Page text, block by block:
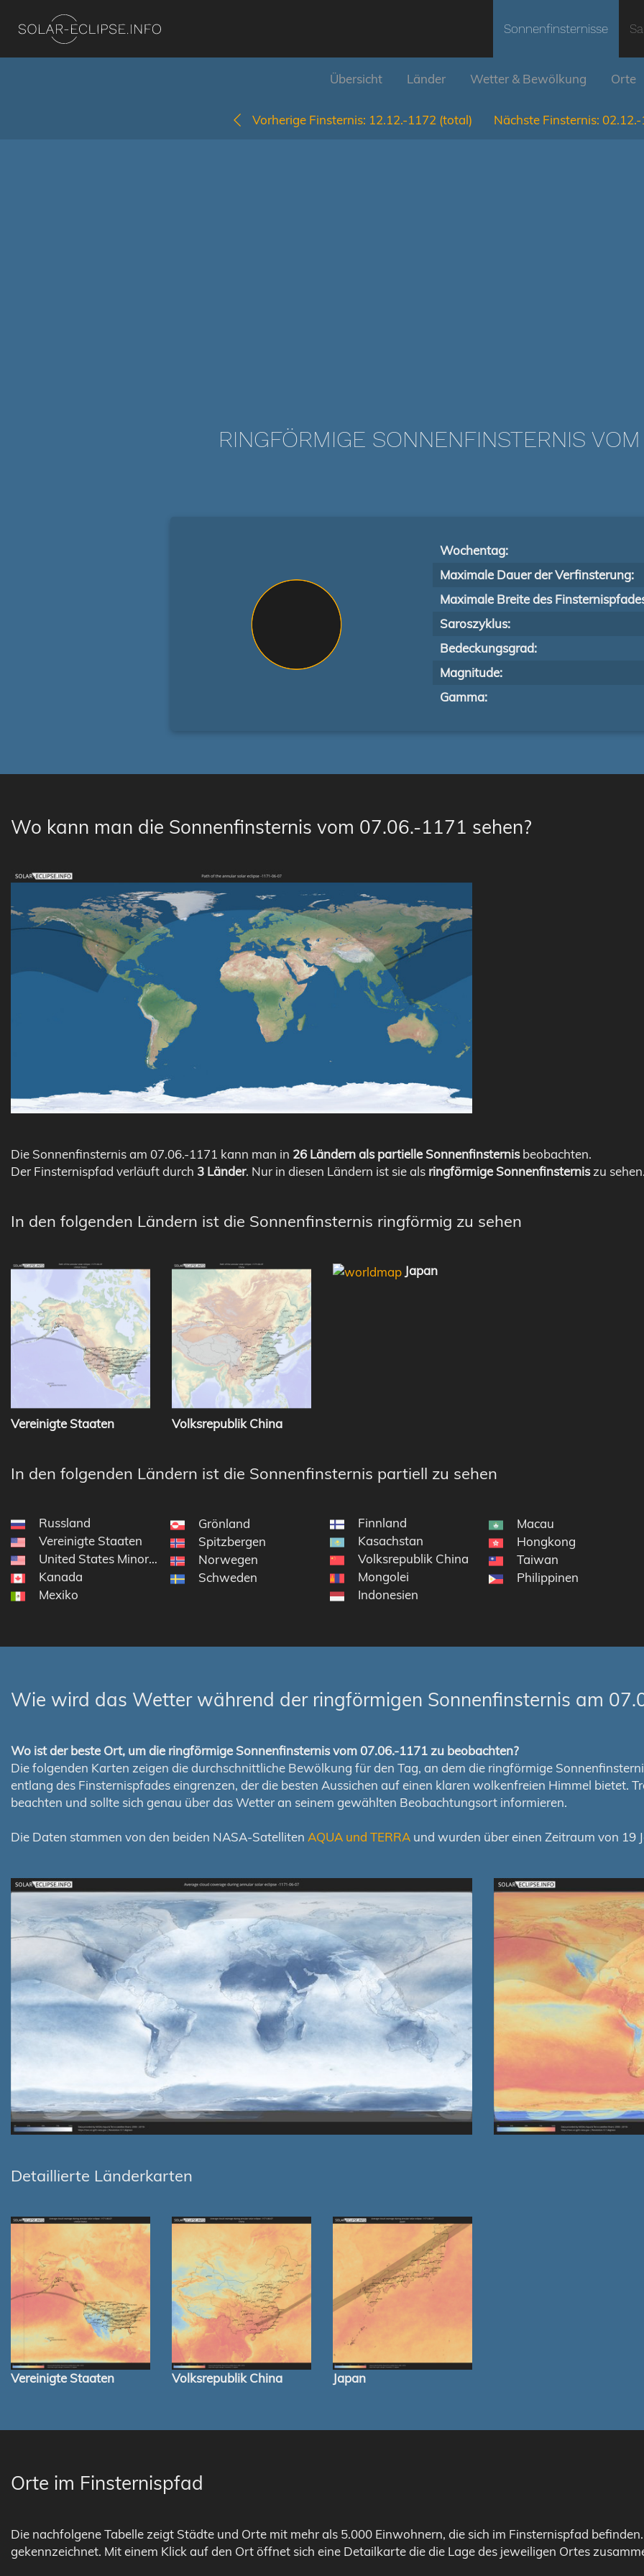
Sonnenfinsternisse
Übersicht Länder Wetter & Bewölkung Orte
Vorherige Finsternis: 12.12.-1172 (total) Nächste Finsternis:
RINGFÖRMIGE SONNENFINSTERNIS VOM
Wochentag:
Maximale Dauer der Verfinsterung:
Maximale Breite des
Saroszyklus:
Bedeckungsgrad:
Magnitude:
Gamma:
Wo kann man die Sonnenfinsternis vom 07.06.-1171 sehen?
Die Sonnenfinsternis am 07.06.-1171 kann man in 26 Ländern als partielle Sonnenfinsternisbeobachten.
Der Finsternispfad verläuft durch 3 Länder. Nur in diesen Ländern ist sie als ringförmige Sonnenfinsterniszu
In den folgenden Ländern ist die Sonnenfinsternis ringförmig zu sehen
Vereinigte Staaten Volksrepublik China
Japan
In den folgenden Ländern ist die Sonnenfinsternis partiell zu sehen
Russland
Vereinigte Staaten
United States Minor Outlying Islands
Kanada
Mexiko
Grönland
Spitzbergen
Norwegen
Schweden
Finnland
Kasachstan
Volksrepublik China
Mongolei
Indonesien
Macau
Hongkong
Taiwan
Philippinen
Wie wird das Wetter während der ringförmigen Sonnenfinsternis am
Wo ist der beste Ort, um die ringförmige Sonnenfinsternis vom 07.06.-1171 zu beobachten?
Die folgenden Karten zeigen die durchschnittliche Bewölkung für den Tag, an dem die ringförmige
entlang des Finsternispfades eingrenzen, der die besten Aussichen auf einen klaren wolkenfreien Himmel bietet.
beachten und sollte sich genau über das Wetter an seinem gewählten Beobachtungsort informieren.
Die Daten stammen von den beiden NASA-Satelliten AQUA und TERRA und wurden über einen Zeitraum von 19
Detaillierte Länderkarten
Vereinigte Staaten Volksrepublik China Japan
Orte im Finsternispfad
Die nachfolgene Tabelle zeigt Städte und Orte mit mehr als 5.000 Einwohnern, die sich im Finsternispfad
gekennzeichnet. Mit einem Klick auf den Ort öffnet sich eine Detailkarte die die Lage des jeweiligen Ortes